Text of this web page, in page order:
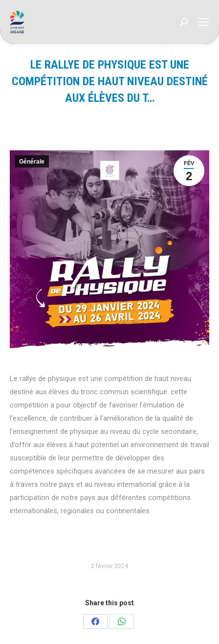
Recherche
LE RALLYE DE PHYSIQUE EST UNE
COMPÉTITION DE HAUT NIVEAU DESTINÉ
AUX ÉLÈVES DU T…
FÉV
2
Générale
Le rallye de physique est une compétition de haut niveau
destiné aux élèves du tronc commun scientifique. cette
compétition a pour objectif de favoriser l’émulation de
l’excellence, de contribuer à l’amélioration de la qualité de
l’enseignement de physique au niveau du cycle secondaire,
d’offrir aux élèves à haut potentiel un environnement de travail
susceptible de leur permettre de développer des
compétences spécifiques avancées de se mesurer aux pairs
à travers notre pays et au niveau international grâce à la
participation de notre pays aux différentes compétitions
internationales, régionales ou continentales.
2 février 2024
Share this post
PartagerPartager